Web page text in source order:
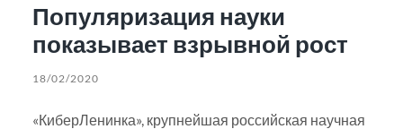
Популяризация науки
показывает взрывной рост
18/02/2020
«КиберЛенинка», крупнейшая российская научная